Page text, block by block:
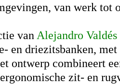
van werk tot
van Alejandro Valdés
en driezitsbanken,
ontwerp combineert
zit- en